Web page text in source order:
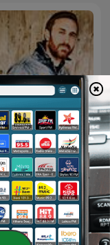
David Guetta